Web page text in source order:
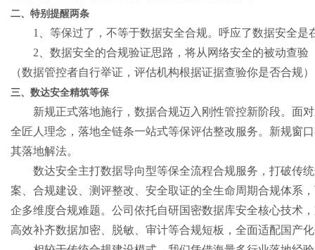
二、特别提醒两条
1
、等保过了，不等于数据安全合规。呼应了数据安全
2 、数据安全的合规验证思路，将从网络安全的被动查
（数据管控者自行举证，评估机构根据证据查验你是否合规
三、数达安全精筑等保
新规正式落地施行，数据合规迈入刚性管控新阶段。面
全匠人理念，落地全链条一站式等保评估整改服务。新规窗
其落地解法。
数达安全主打数据导向型等保全流程合规服务，打破传
案、合规建设、测评整改、安全取证的全生命周期合规体系
企多维度合规难题。公司依托自研国密数据库安全核心技术
高效补齐数据加密、脱敏、审计等合规短板，全面适配国产